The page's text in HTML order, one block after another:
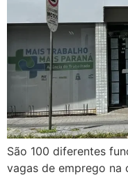
São 100 diferentes
vagas de emprego na